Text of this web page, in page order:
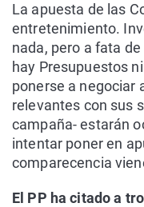
La apuesta de las
entretenimiento.
nada, pero a fata
hay Presupuestos
ponerse a negociar
relevantes con sus
campaña- estarán
intentar poner en
comparecencia
El PP ha citado a